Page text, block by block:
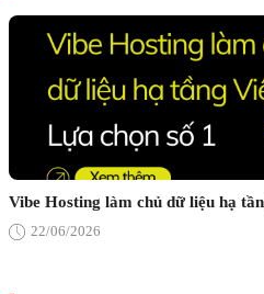
Vibe Hosting làm chủ dữ liệu hạ
22/06/2026